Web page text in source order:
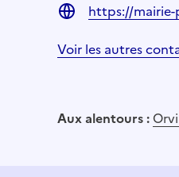
https://
Voir les autres
Aux alentours :